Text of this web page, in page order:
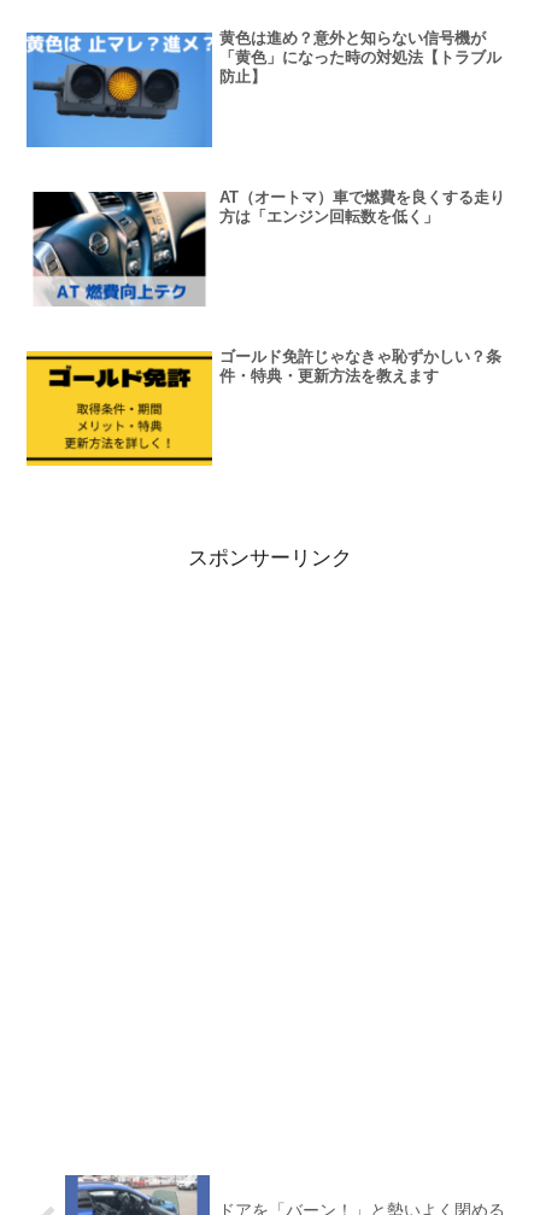
黄色は進め？意外と知らない信号機が
「黄色」になった時の対処法【トラブル
防止】
AT（オートマ）車で燃費を良くする走り
方は「エンジン回転数を低く」
ゴールド免許じゃなきゃ恥ずかしい？条
件・特典・更新方法を教えます
スポンサーリンク
ドアを「バーン！」と勢いよく閉める